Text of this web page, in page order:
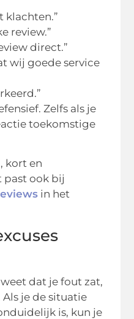
klachten.”
review.”
direct.”
wij goede service
Zelfs als je
toekomstige
kort en
past ook bij
in het
dat je fout zat,
Als je de situatie
is, kun je